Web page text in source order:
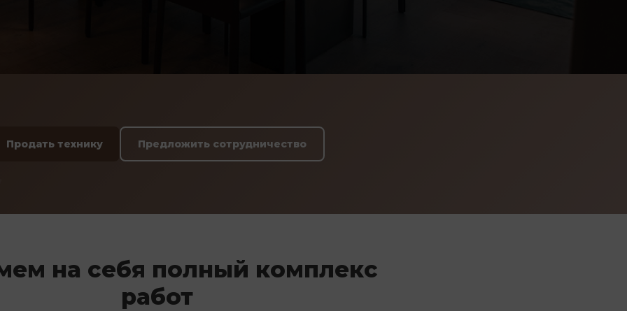
Продать технику Предложить сотрудничество
на себя полный комплекс
работ